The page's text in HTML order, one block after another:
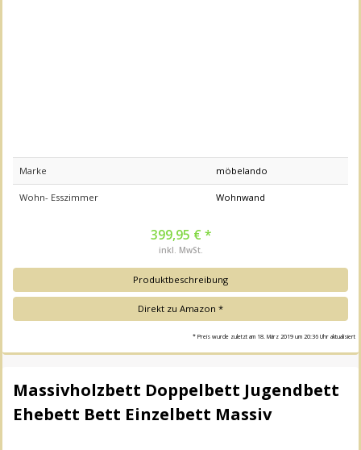
Marke möbelando
Wohn- Esszimmer Wohnwand
399,95 € *
inkl. MwSt.
Produktbeschreibung
Direkt zu Amazon *
* Preis wurde zuletzt am 18. März 2019 um 20:36 Uhr aktualisiert
Massivholzbett Doppelbett Jugendbett
Ehebett Bett Einzelbett Massiv